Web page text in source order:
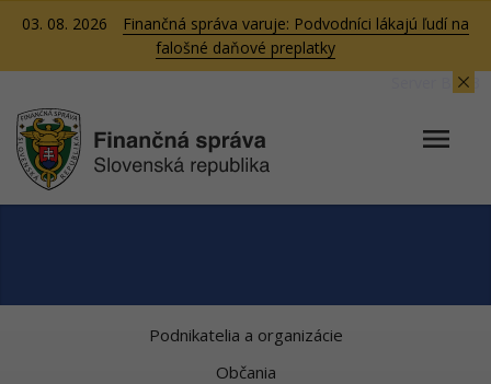
03. 08. 2026
Finančná správa varuje: Podvodníci lákajú ľudí na
falošné daňové preplatky
Server BB03
Podnikatelia a organizácie
Občania